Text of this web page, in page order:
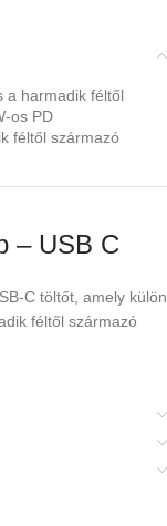
a harmadik féltől
os PD
féltől származó
– USB C
C töltőt, amely külön
féltől származó